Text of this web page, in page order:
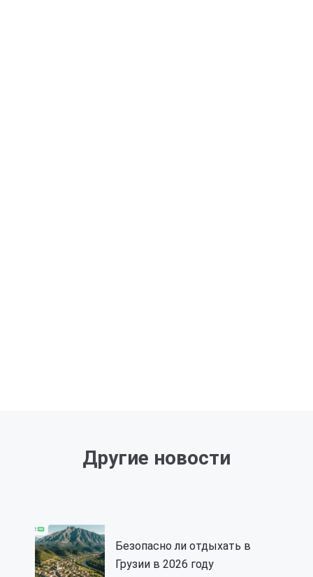
Другие новости
Безопасно ли отдыхать в
Грузии в 2026 году